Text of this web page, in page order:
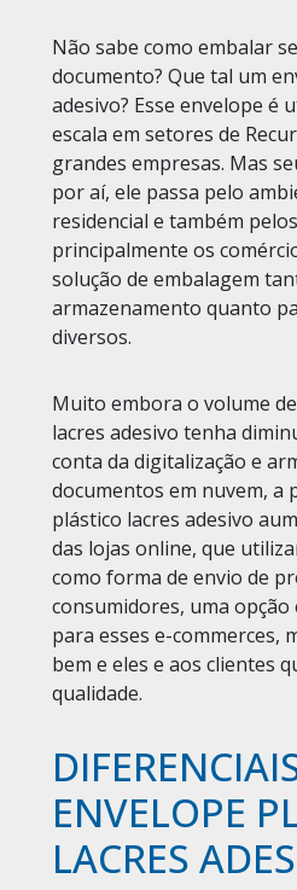
Não sabe como embalar
documento? Que tal um
adesivo? Esse envelope é
escala em setores de
grandes empresas. Mas
por aí, ele passa pelo
residencial e também
principalmente os
solução de embalagem
armazenamento quanto
diversos.
Muito embora o volume
lacres adesivo tenha
conta da digitalização e
documentos em nuvem, a
plástico lacres adesivo
das lojas online, que
como forma de envio de
consumidores, uma
para esses e-commerces,
bem e eles e aos clientes
qualidade.
ENVELOPE
LACRES